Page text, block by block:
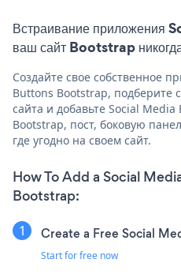
Встраивание
ваш сайт Bootstrap
Создайте свое собственное
Buttons Bootstrap, подберите
сайта и добавьте Social
Bootstrap, пост, боковую
где угодно на своем сайт.
How To Add a Social
Bootstrap:
Create a Free Social
Start for free now